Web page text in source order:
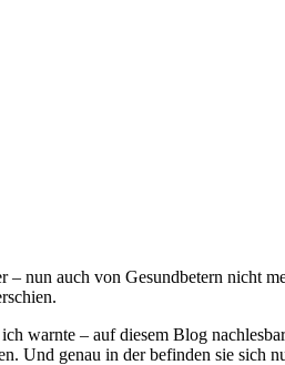
nun auch von Gesundbetern nicht
warnte – auf diesem Blog
Und genau in der befinden sie sich